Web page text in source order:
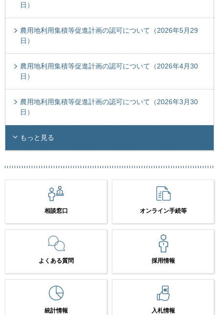
日）
農用地利用集積等促進計画の認可について（2026年5月29
日）
農用地利用集積等促進計画の認可について（2026年4月30
日）
農用地利用集積等促進計画の認可について（2026年3月30
日）
もっと見る
相談窓口 オンライン手続等
よくある質問 採用情報
統計情報 入札情報